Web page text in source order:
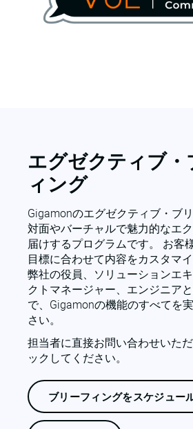
エグゼクティブ・
ィング
Gigamonのエグゼクティブ・ブリ
対面やバーチャルで魅力的なエ
届けするプログラムです。 お客
目標に合わせて内容をカスタマイ
弊社の役員、ソリューションエ
クトマネージャー、エンジニア
で、Gigamonの機能のすべてを
さい。
担当者に直接お問い合わせいた
ックしてください。
ブリーフィングをスケジュー